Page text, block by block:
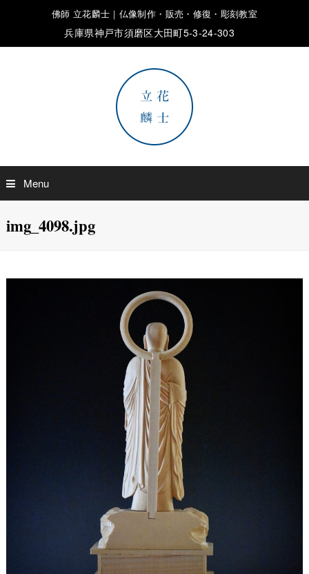
佛師 立花麟士｜仏像制作・販売・修復・彫刻教室
兵庫県神戸市須磨区大田町5-3-24-303
Menu
img_4098.jpg